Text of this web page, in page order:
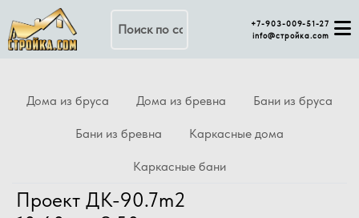
+7-903-009-51-27
info@стройка.com
Дома из бруса Дома из бревна Бани из бруса
Бани из бревна Каркасные дома
Каркасные бани
Проект ДК-90.7m2